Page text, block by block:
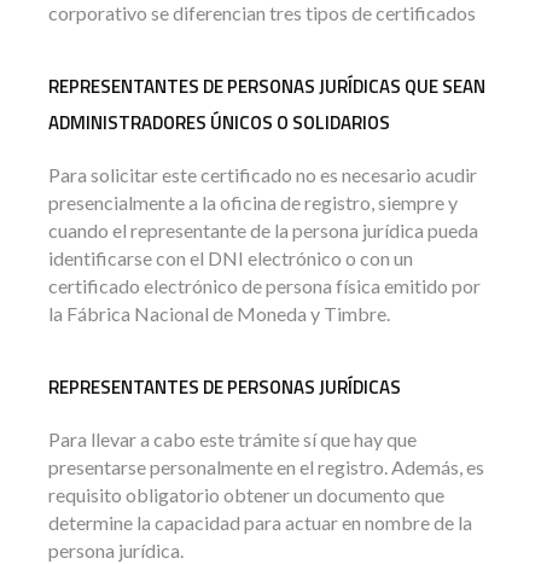
corporativo se diferencian tres tipos de certificados
REPRESENTANTES DE PERSONAS JURÍDICAS QUE SEAN
ADMINISTRADORES ÚNICOS O SOLIDARIOS
Para solicitar este certificado no es necesario acudir
presencialmente a la oficina de registro, siempre y
cuando el representante de la persona jurídica pueda
identificarse con el DNI electrónico o con un
certificado electrónico de persona física emitido por
la Fábrica Nacional de Moneda y Timbre.
REPRESENTANTES DE PERSONAS JURÍDICAS
Para llevar a cabo este trámite sí que hay que
presentarse personalmente en el registro. Además, es
requisito obligatorio obtener un documento que
determine la capacidad para actuar en nombre de la
persona jurídica.